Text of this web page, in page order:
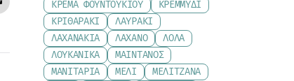
ΚΡΈΜΑ ΦΟΥΝΤΟΥΚΙΟΎ
ΚΡΕΜΜΎΔΙ
ΚΡΙΘΑΡΆΚΙ
ΛΑΥΡΆΚΙ
ΛΑΧΑΝΆΚΙΑ
ΛΆΧΑΝΟ
ΛΌΛΑ
ΛΟΥΚΆΝΙΚΑ
ΜΑΙΝΤΑΝΌΣ
ΜΑΝΙΤΆΡΙΑ
ΜΈΛΙ
ΜΕΛΙΤΖΆΝΑ